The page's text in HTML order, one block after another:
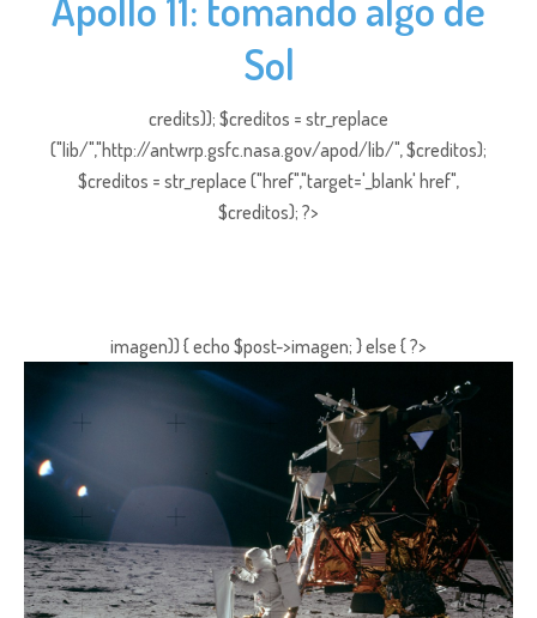
Sol
credits)); $creditos = str_replace
("lib/","http://antwrp.gsfc.nasa.gov/apod/lib/", $creditos);
$creditos = str_replace ("href","target='_blank' href",
$creditos); ?>
imagen)) { echo $post->imagen; } else { ?>